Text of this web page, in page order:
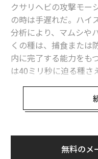
クサリヘビの攻撃モー
の時は手遅れだ。ハイ
分析により、マムシや
くの種は、捕食または
内に完了する能力をも
は40ミリ秒に迫る種さ
これらは、平均的なヒ
い。ヒトが視覚刺激に
スリートであっても、
することは不可能だと
無料のメ